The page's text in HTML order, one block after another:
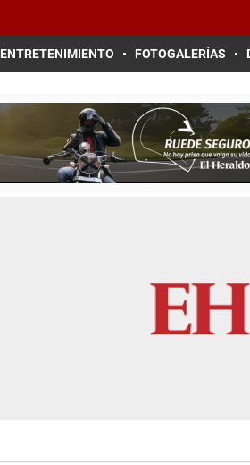
ENTRETENIMIENTO FOTOGALERÍAS